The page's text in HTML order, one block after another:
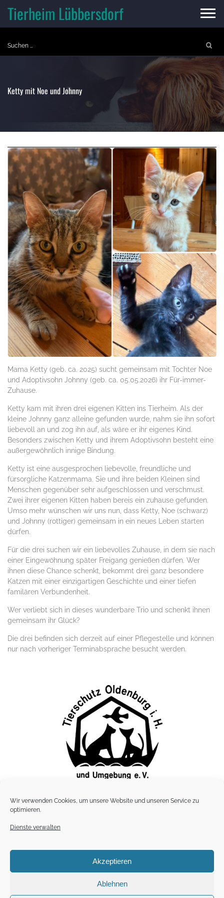
Wir verwenden Cookies, um unsere Website und unseren Service zu
optimieren.
Dienste verwalten
Akzeptieren
Ablehnen
Suchen
nach:
Tierheim Lübbersdorf
Ketty mit Noe und Johnny
Mama Ketty (geb. ca. 2025) sucht gemeinsam mit Tochter Noe
und Adoptivsohn Johnny (geb. ca. 05.05.2026) ihr Für-immer-
Zuhause.
Ketty kam mit ihren drei eigenen Kitten ins Tierheim. Als der
kleine Johnny ganz alleine gefunden wurde, nahm sie ihn sofort
liebevoll an und zog ihn auf, als wäre er ihr eigenes Kind.
Besonders zwischen Ketty und ihrem Adoptivsohn besteht eine
außergewöhnlich innige Bindung.
Ketty ist eine ausgesprochen liebevolle, freundliche und
fürsorgliche Katzenmama. Sie und ihre beiden Kleinen sind
Menschen gegenüber sehr aufgeschlossen und verschmust.
Zwei ihrer eigenen Kitten haben bereis ein zuhause gefunden.
Umso mehr wünschen wir uns nun, dass Ketty, Noe (schwarz)
und Johnny (rottiger) gemeinsam in ein neues Leben starten
dürfen.
Für die drei suchen wir ein liebevolles Zuhause, in dem sie nach
einer Eingewöhnung später Freigang genießen dürfen. Wer
ihnen diese Chance schenkt, bekommt drei ganz besondere
Katzen mit einer einzigartigen Geschichte und einer tiefen
familären Verbundenheit.
Wer verliebt sich in dieses wunderbare Trio und schenkt ihnen
gemeinsam ihr Glück?
Die drei befinden sich derzeit auf einer Pflegestelle und können
nur nach vorheriger Terminabsprache besucht werden.
Lübbersdorfer Tierheim
Telefon: 0 43 61 / 3884, · Fax: 04361 / 3854
Impressum |Datenschutz